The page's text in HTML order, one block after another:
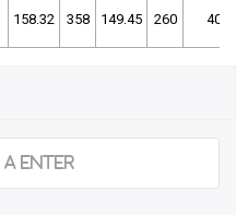
158.32 358 149.45 260